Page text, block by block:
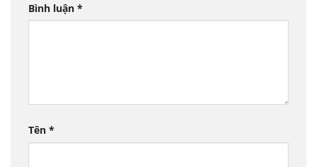
Bình luận *
Tên *